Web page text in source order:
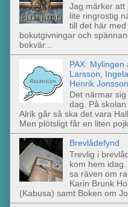
Jag märker att
lite ringrostig
till det här
bokutgivningar och
bokvär...
PAX: Mylingen
Larsson,
Henrik Jonsson
Det närmar
dag. På
Alrik går så ska det vara
Men plötsligt får en liten
Brevlådefynd
Trevlig i
kom hem
sa räven om
Karin Brunk
(Kabusa) samt Boken om